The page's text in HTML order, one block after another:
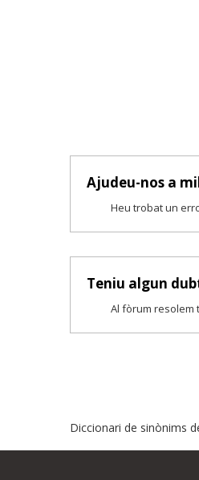
Ajudeu-nos a
Heu trobat un
Teniu algun
Al fòrum resolem
Diccionari de sinònims